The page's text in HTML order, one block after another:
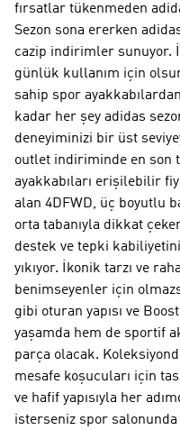
fırsatlar tükenmeden
Sezon sona ererken
cazip indirimler sunuyor.
günlük kullanım için
sahip spor
kadar her şey adidas
deneyiminizi bir üst
outlet indiriminde en son
ayakkabıları erişilebilir
alan 4DFWD, üç boyutlu
orta tabanıyla dikkat
destek ve tepki kabiliyetini
yıkıyor. İkonik tarzı ve
benimseyenler için
gibi oturan yapısı ve
yaşamda hem de sportif
parça olacak.
mesafe koşucuları için
ve hafif yapısıyla her
isterseniz spor